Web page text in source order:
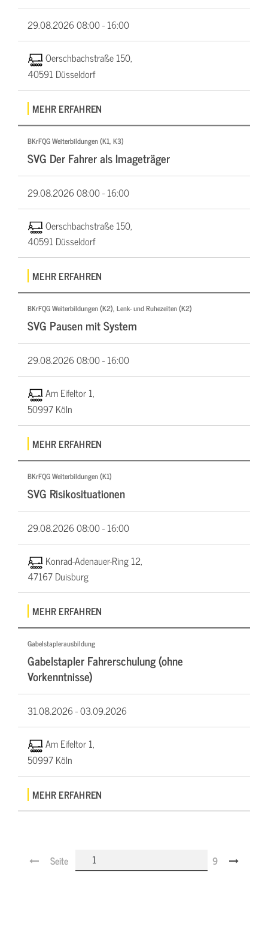
29.08.202608:00 - 16:00
Oerschbachstraße 150,
40591 Düsseldorf
MEHR ERFAHREN
BKrFQG Weiterbildungen (K1, K3)
SVG Der Fahrer als Imageträger
29.08.202608:00 - 16:00
Oerschbachstraße 150,
40591 Düsseldorf
MEHR ERFAHREN
BKrFQG Weiterbildungen (K2), Lenk- und Ruhezeiten (K2)
SVG Pausen mit System
29.08.202608:00 - 16:00
Am Eifeltor 1,
50997 Köln
MEHR ERFAHREN
BKrFQG Weiterbildungen (K1)
SVG Risikosituationen
29.08.202608:00 - 16:00
Konrad-Adenauer-Ring 12,
47167 Duisburg
MEHR ERFAHREN
Gabelstaplerausbildung
Gabelstapler Fahrerschulung (ohne
Vorkenntnisse)
31.08.2026 -03.09.2026
Am Eifeltor 1,
50997 Köln
MEHR ERFAHREN
Seite 9